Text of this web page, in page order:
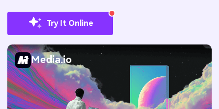
Try It Online
Media.io